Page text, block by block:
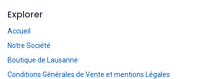
Explorer
Accueil
Notre Société
Boutique de Lausanne
Conditions Générales de Vente et mentions Légales